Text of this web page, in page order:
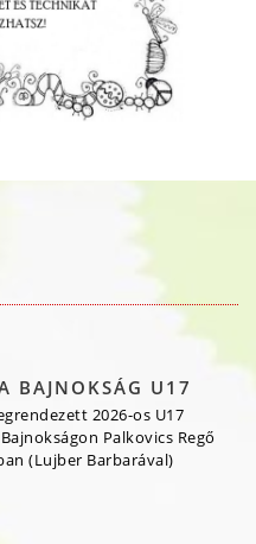
BAJNOKSÁG U17
2026-os U17
Palkovics Regő
(Lujber Barbarával)